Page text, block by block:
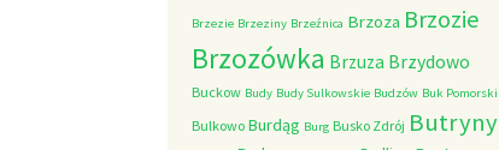
Brzezie Brzeziny Brzeźnica Brzoza Brzozie
Brzozówka Brzuza Brzydowo
Buckow Budy Budy Sulkowskie Budzów Buk Pomorski
Bulkowo Burdąg Burg Busko Zdrój Butryny